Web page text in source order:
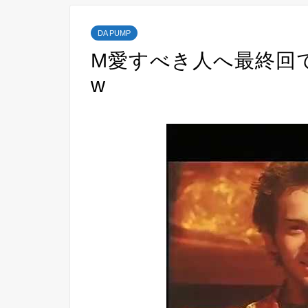
DA PUMP
M愛すべき人へ最終回
w